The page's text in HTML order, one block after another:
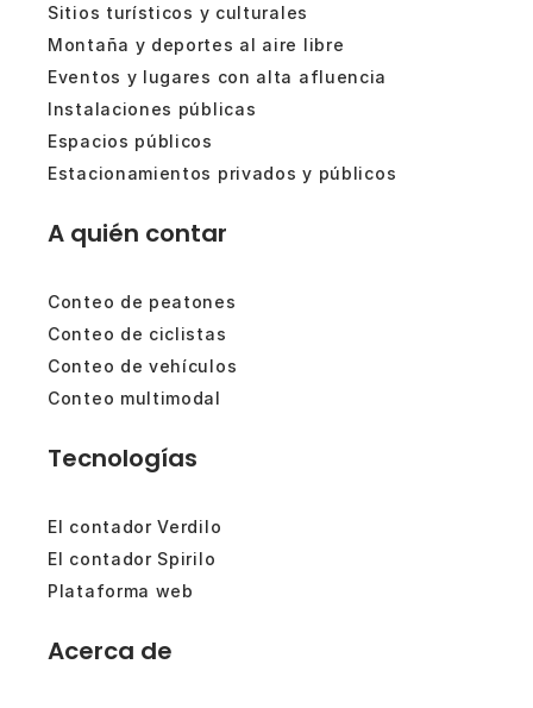
Sitios turísticos y culturales
Montaña y deportes al aire libre
Eventos y lugares con alta afluencia
Instalaciones públicas
Espacios públicos
Estacionamientos privados y públicos
A quién contar
Conteo de peatones
Conteo de ciclistas
Conteo de vehículos
Conteo multimodal
Tecnologías
El contador Verdilo
El contador Spirilo
Plataforma web
Acerca de